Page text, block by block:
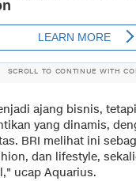
SCROLL TO CONTINUE WITH
ajang bisnis,
yang dinamis,
BRI melihat ini
dan lifestyle,
ucap Aquarius.